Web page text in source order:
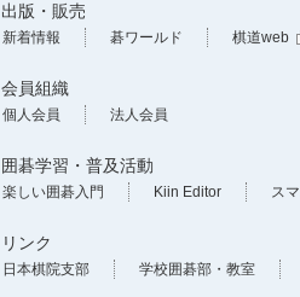
出版・販売
新着情報 碁ワールド 棋道web
会員組織
個人会員 法人会員
囲碁学習・普及活動
楽しい囲碁入門 Kiin Editor ス
リンク
日本棋院支部 学校囲碁部・教室